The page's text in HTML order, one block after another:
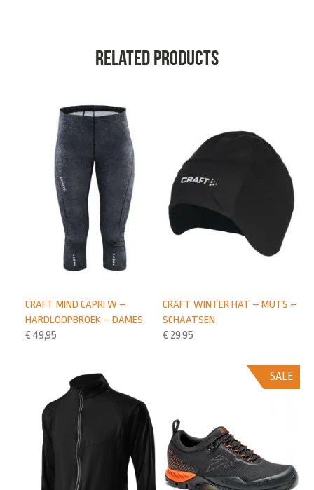
Related products
CRAFT WINTER HAT – MUTS –
SCHAATSEN
€ 29,95
CRAFT MIND CAPRI W –
HARDLOOPBROEK – DAMES
€ 49,95
SALE